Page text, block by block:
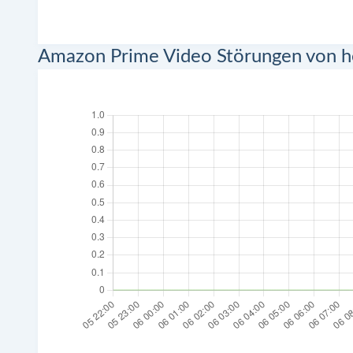
Amazon Prime Video Störungen von